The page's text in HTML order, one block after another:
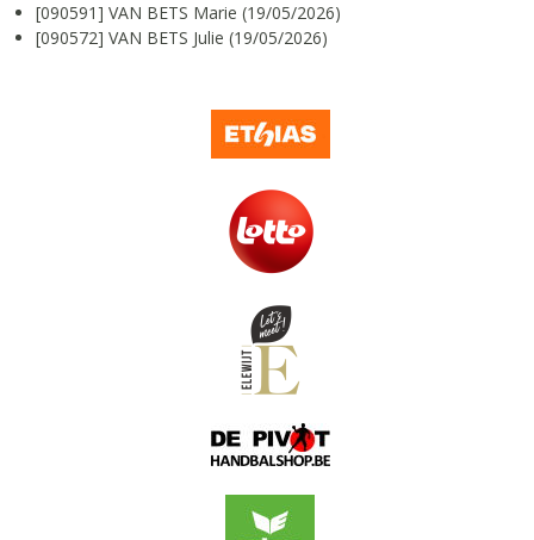
[090591] VAN BETS Marie (19/05/2026)
[090572] VAN BETS Julie (19/05/2026)